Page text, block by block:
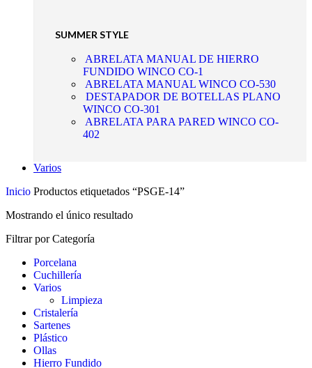
SUMMER STYLE
ABRELATA MANUAL DE HIERRO
FUNDIDO WINCO CO-1
ABRELATA MANUAL WINCO CO-530
DESTAPADOR DE BOTELLAS PLANO
WINCO CO-301
ABRELATA PARA PARED WINCO CO-
402
Varios
Inicio Productos etiquetados “PSGE-14”
Mostrando el único resultado
Filtrar por Categoría
Porcelana
Cuchillería
Varios
Limpieza
Cristalería
Sartenes
Plástico
Ollas
Hierro Fundido